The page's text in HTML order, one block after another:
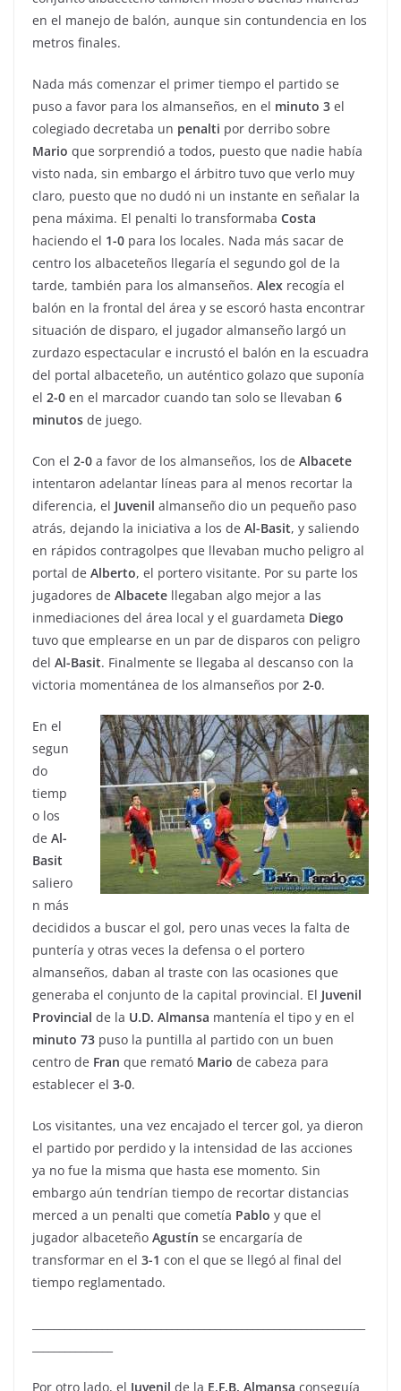
en el manejo de balón, aunque sin contundencia en los
metros finales.
Nada más comenzar el primer tiempo el partido se
puso a favor para los almanseños, en el minuto 3 el
colegiado decretaba un penalti por derribo sobre
Mario que sorprendió a todos, puesto que nadie había
visto nada, sin embargo el árbitro tuvo que verlo muy
claro, puesto que no dudó ni un instante en señalar la
pena máxima. El penalti lo transformaba Costa
haciendo el 1-0 para los locales. Nada más sacar de
centro los albaceteños llegaría el segundo gol de la
tarde, también para los almanseños. Alex recogía el
balón en la frontal del área y se escoró hasta encontrar
situación de disparo, el jugador almanseño largó un
zurdazo espectacular e incrustó el balón en la escuadra
del portal albaceteño, un auténtico golazo que suponía
el 2-0 en el marcador cuando tan solo se llevaban 6
minutos de juego.
Con el 2-0 a favor de los almanseños, los de Albacete
intentaron adelantar líneas para al menos recortar la
diferencia, el Juvenil almanseño dio un pequeño paso
atrás, dejando la iniciativa a los de Al-Basit, y saliendo
en rápidos contragolpes que llevaban mucho peligro al
portal de Alberto, el portero visitante. Por su parte los
jugadores de Albacete llegaban algo mejor a las
inmediaciones del área local y el guardameta Diego
tuvo que emplearse en un par de disparos con peligro
del Al-Basit. Finalmente se llegaba al descanso con la
victoria momentánea de los almanseños por 2-0.
En el
segun
do
tiemp
o los
de Al-
Basit
saliero
n más
decididos a buscar el gol, pero unas veces la falta de
puntería y otras veces la defensa o el portero
almanseños, daban al traste con las ocasiones que
generaba el conjunto de la capital provincial. El Juvenil
Provincial de la U.D. Almansa mantenía el tipo y en el
minuto 73 puso la puntilla al partido con un buen
centro de Fran que remató Mario de cabeza para
establecer el 3-0.
Los visitantes, una vez encajado el tercer gol, ya dieron
el partido por perdido y la intensidad de las acciones
ya no fue la misma que hasta ese momento. Sin
embargo aún tendrían tiempo de recortar distancias
merced a un penalti que cometía Pablo y que el
jugador albaceteño Agustín se encargaría de
transformar en el 3-1 con el que se llegó al final del
tiempo reglamentado.
Por otro lado, el Juvenil de la E.F.B. Almansa conseguía